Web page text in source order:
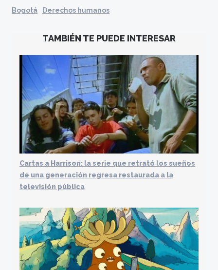
Bogotá Derechos humanos
TAMBIÉN TE PUEDE INTERESAR
Cartas a Harrison: la serie que retrató los sueños
de una generación regresa restaurada a la
televisión pública